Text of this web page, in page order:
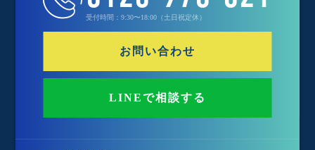
受付時間：9:30〜18:00（土日祝定休）
お問い合わせ
LINEで相談する